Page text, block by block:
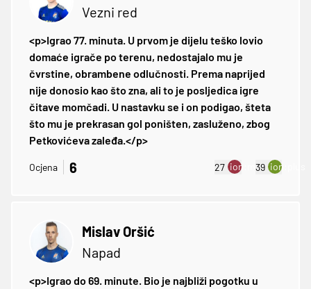
Vezni red
<p>Igrao 77. minuta. U prvom je dijelu teško lovio
domaće igrače po terenu, nedostajalo mu je
čvrstine, obrambene odlučnosti. Prema naprijed
nije donosio kao što zna, ali to je posljedica igre
čitave momčadi. U nastavku se i on podigao, šteta
što mu je prekrasan gol poništen, zasluženo, zbog
Petkovićeva zaleđa.</p>
Ocjena 6 27 ion:minus
39 ion:plus
Mislav Oršić
Napad
<p>Igrao do 69. minute. Bio je najbliži pogotku u